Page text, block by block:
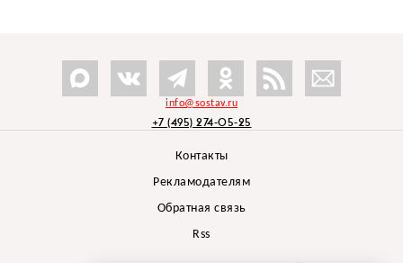
info@sostav.ru
+7 (495) 274-05-25
Контакты
Рекламодателям
Обратная связь
Rss